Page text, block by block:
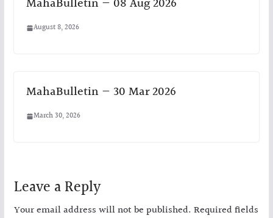
August 8, 2026
MahaBulletin — 30 Mar 2026
March 30, 2026
Leave a Reply
Your email address will not be published. Required fields